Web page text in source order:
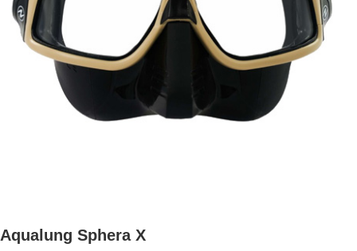
Aqualung Sphera X